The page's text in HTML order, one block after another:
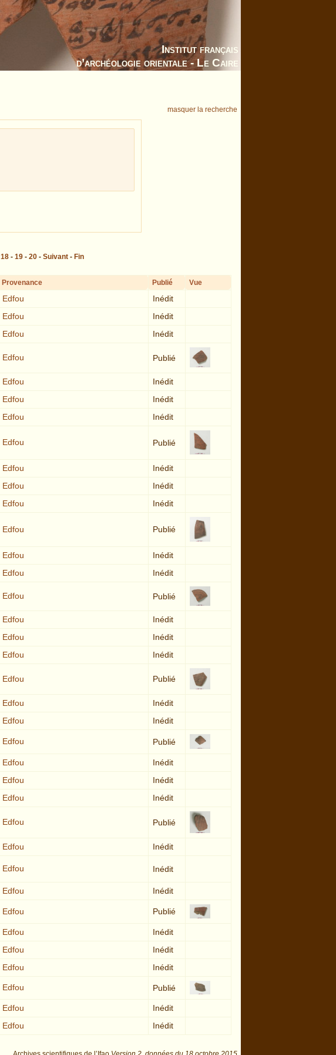
Institut français
d’archéologie orientale - Le Caire
masquer la recherche
18 - 19 - 20 - Suivant - Fin
Provenance Publié Vue
Edfou
Inédit
Edfou
Inédit
Edfou Inédit
Edfou Publié
Edfou
Inédit
Edfou
Inédit
Edfou Inédit
Edfou Publié
Edfou
Inédit
Edfou
Inédit
Edfou Inédit
Edfou Publié
Edfou
Inédit
Edfou Inédit
Edfou Publié
Edfou
Inédit
Edfou
Inédit
Edfou Inédit
Edfou Publié
Edfou
Inédit
Edfou Inédit
Edfou Publié
Edfou
Inédit
Edfou
Inédit
Edfou Inédit
Edfou Publié
Edfou Inédit
Edfou Inédit
Edfou Inédit
Edfou Publié
Edfou
Inédit
Edfou
Inédit
Edfou Inédit
Edfou Publié
Edfou
Inédit
Edfou Inédit